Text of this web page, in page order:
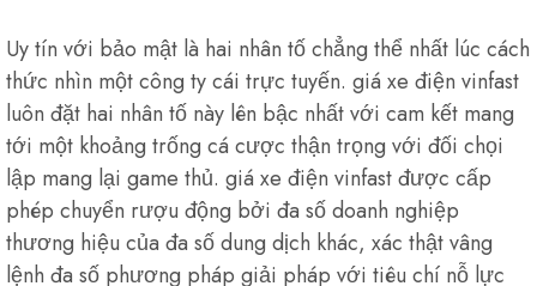
Uy tín với bảo mật là hai nhân tố chẳng thể nhất lúc cách
thức nhìn một công ty cái trực tuyến. giá xe điện vinfast
luôn đặt hai nhân tố này lên bậc nhất với cam kết mang
tới một khoảng trống cá cược thận trọng với đối chọi
lập mang lại game thủ. giá xe điện vinfast được cấp
phép chuyển rượu động bởi đa số doanh nghiệp
thương hiệu của đa số dung dịch khác, xác thật vâng
lệnh đa số phương pháp giải pháp với tiêu chí nỗ lực